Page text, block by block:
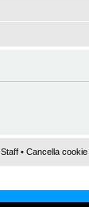
Staff • Cancella cookie